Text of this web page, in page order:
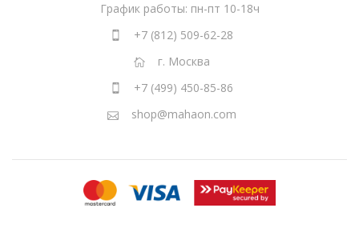
График работы: пн-пт 10-18ч
+7 (812) 509-62-28
г. Москва
+7 (499) 450-85-86
shop@mahaon.com